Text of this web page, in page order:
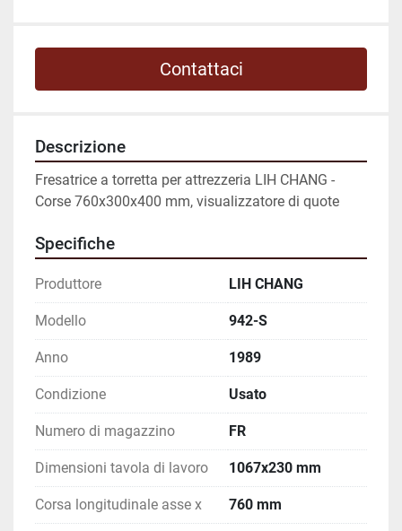
Contattaci
Descrizione
Fresatrice a torretta per attrezzeria LIH CHANG -
Corse 760x300x400 mm, visualizzatore di quote
Specifiche
Produttore LIH CHANG
Modello 942-S
Anno 1989
Condizione Usato
Numero di magazzino FR
Dimensioni tavola di lavoro 1067x230 mm
Corsa longitudinale asse x 760 mm